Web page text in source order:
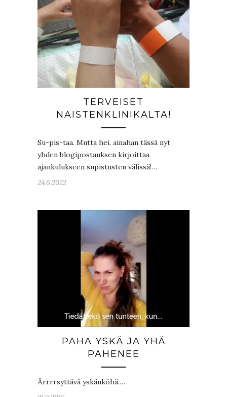
TERVEISET
NAISTENKLINIKALTA!
Su-pis-taa. Mutta hei, ainahan tässä nyt
yhden blogipostauksen kirjoittaa
ajankulukseen supistusten välissä!…
24.6.2022
PAHA YSKÄ JA YHÄ
PAHENEE
Ärrrrsyttävä yskänköhä.…